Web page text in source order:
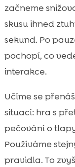
začneme
skusu ihned
sekund. Po
pochopí, co
interakce.
Učíme se
situací: hra s
pečování o
Používáme
pravidla. To